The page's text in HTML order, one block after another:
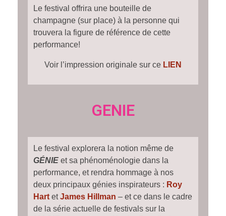
Le festival offrira une bouteille de
champagne (sur place) à la personne qui
trouvera la figure de référence de cette
performance!
Voir l’impression originale sur ce LIEN
GENIE
Le festival explorera la notion même de
GÉNIE et sa phénoménologie dans la
performance, et rendra hommage à nos
deux principaux génies inspirateurs : Roy
Hart etJames Hillman – et ce dans le cadre
de la série actuelle de festivals sur la